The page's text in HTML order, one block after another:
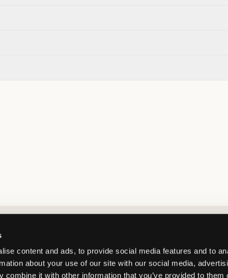
content and ads, to provide social media features and to
about your use of our site with our social media,
combine it with other information that you’ve provided to them